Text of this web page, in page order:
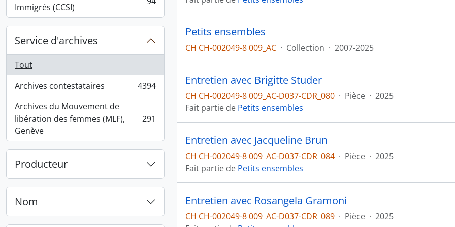
Immigrés (CCSI)
, 94 résultats
Service d'archives
Tout
Archives contestataires
, 4394 résultats
4394
Archives du Mouvement de
libération des femmes (MLF),
Genève
, 291 résultats 291
Producteur
Nom
Petits ensembles
CH CH-002049-8 009_AC · Collection · 2007-2025
Entretien avec Brigitte Studer
CH CH-002049-8 009_AC-D037-CDR_080 · Pièce · 2025
Fait partie de Petits ensembles
Entretien avec Jacqueline Brun
CH CH-002049-8 009_AC-D037-CDR_084 · Pièce · 2025
Fait partie de Petits ensembles
Entretien avec Rosangela Gramoni
CH CH-002049-8 009_AC-D037-CDR_089 · Pièce · 2025